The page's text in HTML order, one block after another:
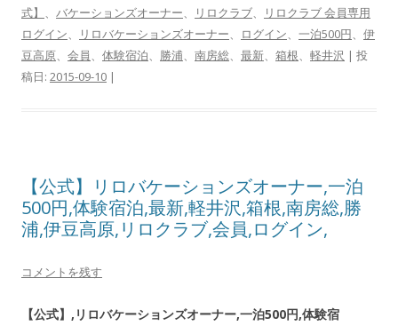
式】 、 バケーションズオーナー、 リロクラブ、
リロクラブ 会員専用
ログイン、 リロバケーションズオーナー、 ログイン、 一泊500円、 伊
豆高原、 会員、 体験宿泊、 勝浦、 南房総、 最新、 箱根、 軽井沢 | 投
稿日: 2015-09-10 |
【公式】リロバケーションズオーナー,一泊
500円,体験宿泊,最新,軽井沢,箱根,南房総,勝
浦,伊豆高原,リロクラブ,会員,ログイン,
コメントを残す
【公式】,リロバケーションズオーナー,一泊500円,体験宿